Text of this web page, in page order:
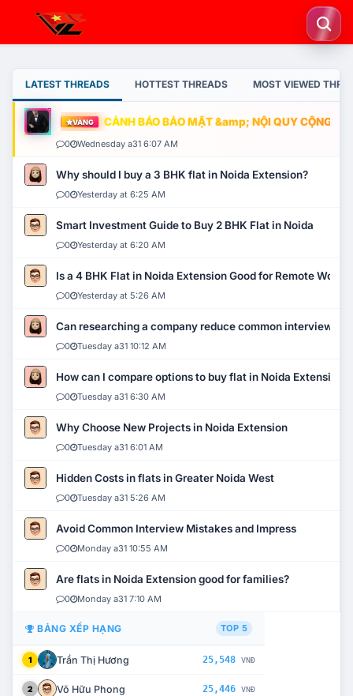
LATEST THREADS HOTTEST THREADS MOST VIEWED
VÀNG CẢNH BÁO BẢO MẬT &amp; NỘI QUY CỘNG
0 Wednesday a31 6:07 AM
Why should I buy a 3 BHK flat in Noida Extension?
0 Yesterday at 6:25 AM
Smart Investment Guide to Buy 2 BHK Flat in Noida
0 Yesterday at 6:20 AM
Is a 4 BHK Flat in Noida Extension Good for Remote Work?
0 Yesterday at 5:26 AM
Can researching a company reduce common interview
0 Tuesday a31 10:12 AM
How can I compare options to buy flat in Noida Extension?
0 Tuesday a31 6:30 AM
Why Choose New Projects in Noida Extension
0 Tuesday a31 6:01 AM
Hidden Costs in flats in Greater Noida West
0 Tuesday a31 5:26 AM
Avoid Common Interview Mistakes and Impress
0 Monday a31 10:55 AM
Are flats in Noida Extension good for families?
0 Monday a31 7:10 AM
BẢNG XẾP HẠNG TOP 5
1 Trần Thị Hương 25,548 VNĐ
2 Võ Hữu Phong 25,446 VNĐ